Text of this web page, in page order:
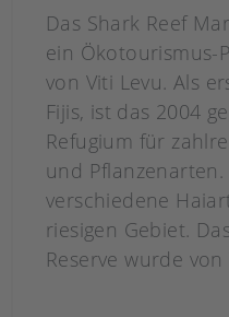
Das Shark Reef
ein Ökotourismus-
von Viti Levu. Als
Fijis, ist das 2004
Refugium für
und Pflanzenarten.
verschiedene
riesigen Gebiet.
Reserve wurde